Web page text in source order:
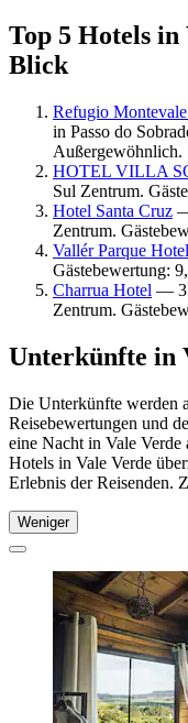
Top 5 Hotels in
Blick
Refugio
in Passo do
Außergewöhnlich.
HOTEL VILLA
Sul Zentrum.
Hotel Santa Cruz
Zentrum.
Vallér Parque
Gästebewertung:
Charrua Hotel —
Zentrum.
Unterkünfte in
Die Unterkünfte werden
Reisebewertungen und
eine Nacht in Vale
Hotels in Vale Verde
Erlebnis der Reisenden.
Weniger